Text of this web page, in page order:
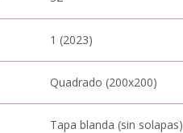
1 (2023)
Quadrado (200x200)
Tapa blanda (sin solapas)